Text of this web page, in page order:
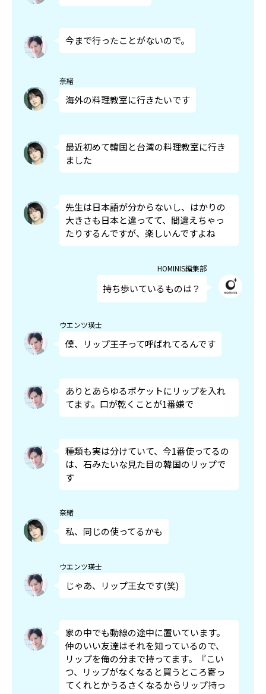
今まで行ったことがないので。
奈緒
海外の料理教室に行きたいです
最近初めて韓国と台湾の料理教室に行き
ました
先生は日本語が分からないし、はかりの
大きさも日本と違ってて、間違えちゃっ
たりするんですが、楽しいんですよね
HOMINIS編集部
持ち歩いているものは？
ウエンツ瑛士
僕、リップ王子って呼ばれてるんです
ありとあらゆるポケットにリップを入れ
てます。口が乾くことが1番嫌で
種類も実は分けていて、今1番使ってるの
は、石みたいな見た目の韓国のリップで
す
奈緒
私、同じの使ってるかも
ウエンツ瑛士
じゃあ、リップ王女です(笑)
家の中でも動線の途中に置いています。
仲のいい友達はそれを知っているので、
リップを俺の分まで持ってます。『こい
つ、リップがなくなると買うところ寄っ
てくれとかうるさくなるからリップ持っ